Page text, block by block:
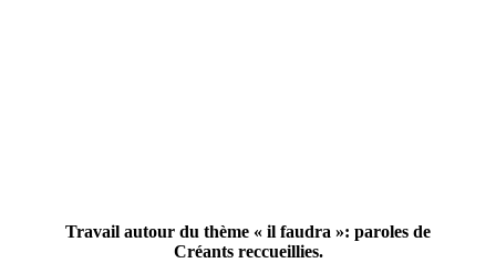
Travail autour du thème « il faudra »: paroles de
Créants reccueillies.